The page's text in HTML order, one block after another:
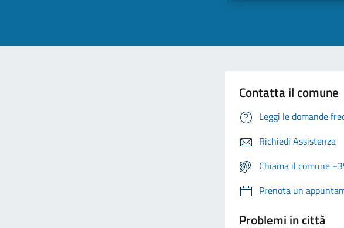
Contatta il comune
Leggi le domande
Richiedi Assistenza
Chiama il comune
Prenota un
Problemi in città